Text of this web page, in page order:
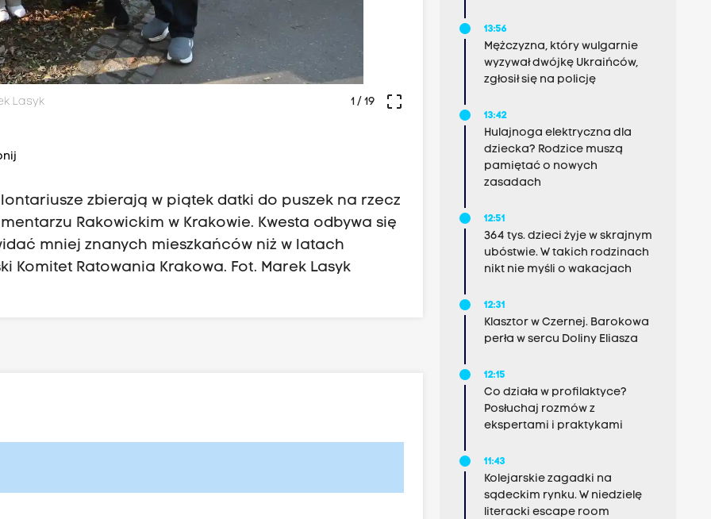
Lasyk crop_free
1/ 19
zbierają w piątek datki do puszek na rzecz
Rakowickim w Krakowie. Kwesta odbywa się
mniej znanych mieszkańców niż w latach
Komitet Ratowania Krakowa. Fot. Marek Lasyk
13:56
Mężczyzna, który wulgarnie
wyzywał dwójkę Ukraińców,
zgłosił się na policję
13:42
Hulajnoga elektryczna dla
dziecka? Rodzice muszą
pamiętać o nowych
zasadach
12:51
364 tys. dzieci żyje w skrajnym
ubóstwie. W takich rodzinach
nikt nie myśli o wakacjach
12:31
Klasztor w Czernej. Barokowa
perła w sercu Doliny Eliasza
12:15
Co działa w profilaktyce?
Posłuchaj rozmów z
ekspertami i praktykami
11:43
Kolejarskie zagadki na
sądeckim rynku. W niedzielę
literacki escape room